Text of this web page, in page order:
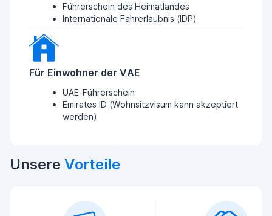
Führerschein des Heimatlandes
Internationale Fahrerlaubnis (IDP)
Für Einwohner der VAE
UAE-Führerschein
Emirates ID (Wohnsitzvisum kann akzeptiert
werden)
Unsere Vorteile